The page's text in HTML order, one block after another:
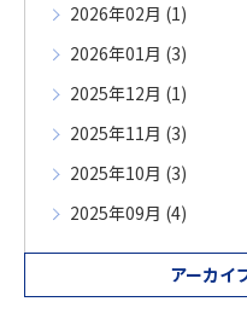
2026年02月 (1)
2026年01月 (3)
2025年12月 (1)
2025年11月 (3)
2025年10月 (3)
2025年09月 (4)
アーカイ